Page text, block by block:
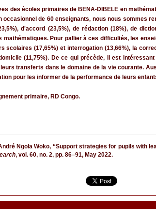
des écoles primaires de BENA-DIBELE en
de 60 enseignants, nous nous sommes
d'accord (23,5%), de rédaction (18%), de
Pour pallier à ces difficultés, les
scolaires (17,65%) et interrogation (13,66%), la
(11,75%). De ce qui précède, il est
transferts dans le domaine de la vie courante.
pour les informer de la performance de leurs
primaire, RD Congo.
Ngola Woko, “Support strategies for pupils with
, vol. 60, no. 2, pp. 86–91, May 2022.